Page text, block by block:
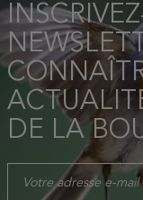
DE LA